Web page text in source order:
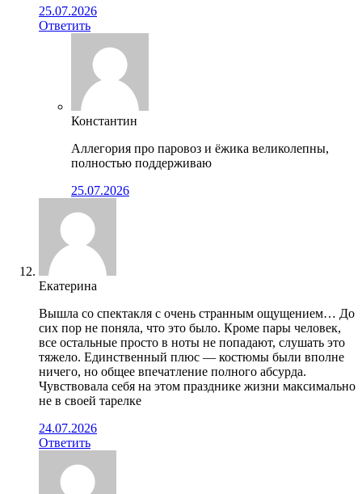
25.07.2026
Ответить
Константин
Аллегория про паровоз и ёжика великолепны,
полностью поддерживаю
25.07.2026
Екатерина
Вышла со спектакля с очень странным ощущением… До
сих пор не поняла, что это было. Кроме пары человек,
все остальные просто в ноты не попадают, слушать это
тяжело. Единственный плюс — костюмы были вполне
ничего, но общее впечатление полного абсурда.
Чувствовала себя на этом празднике жизни максимально
не в своей тарелке
24.07.2026
Ответить